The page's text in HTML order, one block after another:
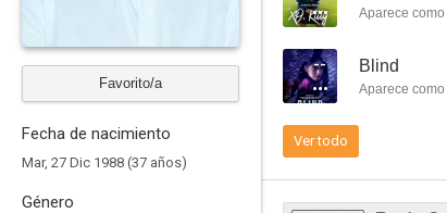
Favorito/a
Fecha de nacimiento
Mar, 27 Dic 1988 (37 años)
Género
Aparece como
-- Blind
Aparece como
Ver todo